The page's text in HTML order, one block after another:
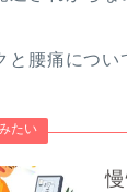
と腰痛につ